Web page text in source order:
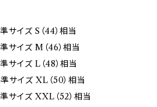
イズ S（44）相当
サイズ M（46）相当
サイズ L（48）相当
サイズ XL（50）相当
サイズ XXL（52）相当